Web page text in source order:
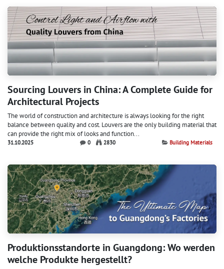
Sourcing Louvers in China: A Complete Guide for
Architectural Projects
The world of construction and architecture is always looking for the right
balance between quality and cost. Louvers are the only building material that
can provide the right mix of looks and function...
31.10.2025 0 2830 Building Materials
Produktionsstandorte in Guangdong: Wo werden
welche Produkte hergestellt?